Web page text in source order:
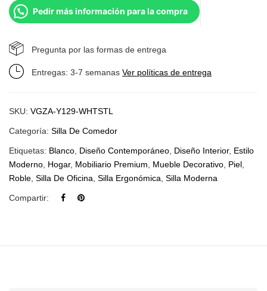
Pedir más información para la compra
Pregunta por las formas de entrega
Entregas: 3-7 semanas Ver políticas de entrega
SKU: VGZA-Y129-WHTSTL
Categoría: Silla De Comedor
Etiquetas: Blanco Diseño Contemporáneo Diseño Interior, Estilo
Moderno Hogar, Mobiliario Premium Mueble Decorativo Piel
Roble Silla De Oficina Silla Ergonómica Silla Moderna
Compartir: